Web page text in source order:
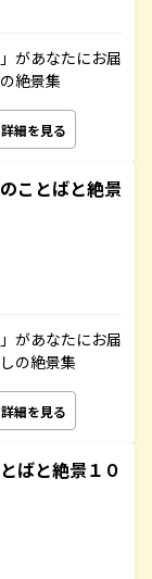
があなたにお届
絶景集
詳細を見る
ことばと絶景
があなたにお届
の絶景集
詳細を見る
ばと絶景１０